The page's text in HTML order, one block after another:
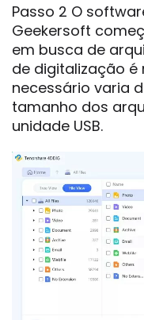
Passo 2 O
Geekersoft
em busca de
de digitalização
necessário varia
tamanho dos
unidade USB.